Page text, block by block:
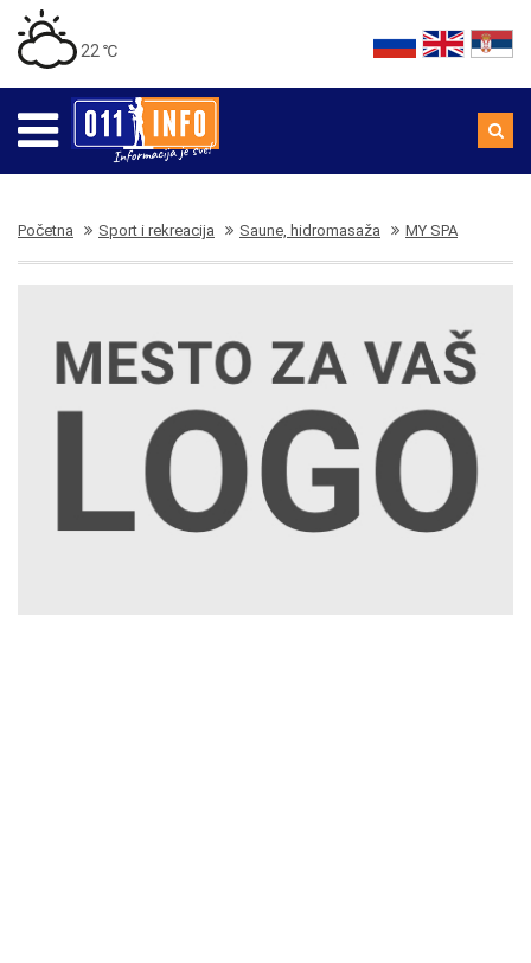
22 ℃
Početna Sport i rekreacija Saune, hidromasaža MY SPA